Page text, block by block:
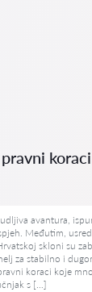
avantura,
Međutim,
skloni su
za stabilno i
koraci koje
s […]